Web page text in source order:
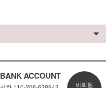
BANK ACCOUNT
비회원